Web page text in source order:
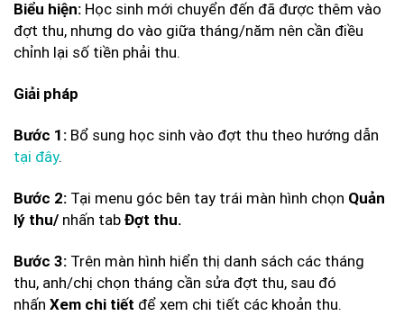
Biểu hiện: Học sinh mới chuyển đến đã được thêm vào
đợt thu, nhưng do vào giữa tháng/năm nên cần điều
chỉnh lại số tiền phải thu.
Giải pháp
Bước 1: Bổ sung học sinh vào đợt thu theo hướng dẫn
tại đây.
Bước 2: Tại menu góc bên tay trái màn hình chọn Quản
lý thu/ nhấn tab Đợt thu.
Bước 3: Trên màn hình hiển thị danh sách các tháng
thu, anh/chị chọn tháng cần sửa đợt thu, sau đó
nhấn Xem chi tiết để xem chi tiết các khoản thu.